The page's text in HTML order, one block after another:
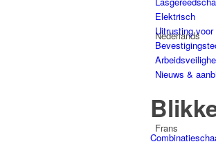
Nederlands
Frans
Elektrisch
Uitrusting
Nieuws &